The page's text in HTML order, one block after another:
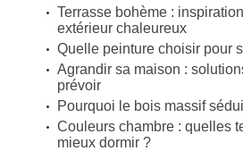
Terrasse bohème :
extérieur chaleureux
Quelle peinture choisir pour
Agrandir sa maison :
prévoir
Pourquoi le bois massif
Couleurs chambre : quelles
mieux dormir ?